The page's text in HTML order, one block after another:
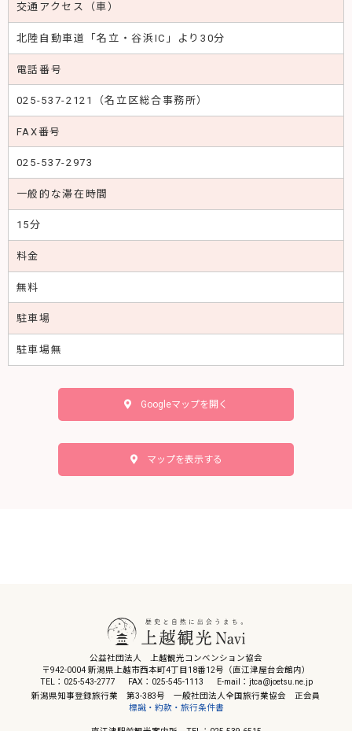
交通アクセス（車）
北陸自動車道「名立・谷浜IC」より30分
電話番号
025-537-2121（名立区総合事務所）
FAX番号
025-537-2973
一般的な滞在時間
15分
料金
無料
駐車場
駐車場無
マップを表示する
Googleマップを開く
公益社団法人 上越観光コンベンション協会
〒942-0004 新潟県上越市西本町4丁目18番12号（直江津屋台会館内）
TEL：025-543-2777
FAX：025-545-1113
E-mail：jtca@joetsu.ne.jp
新潟県知事登録旅行業 第3-383号 一般社団法人全国旅行業協会 正会員
標識・約款・旅行条件書